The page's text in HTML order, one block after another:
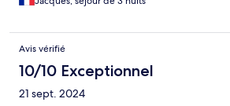
Avis vérifié
10/10 Exceptionnel
21 sept. 2024